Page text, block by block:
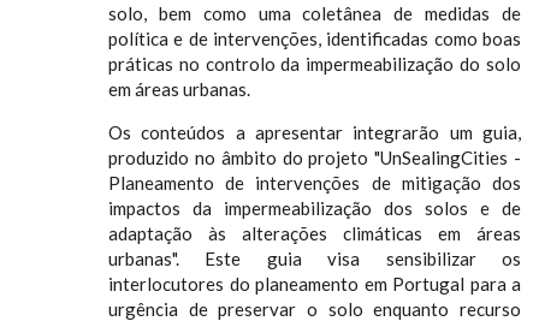
solo, bem como uma coletânea de medidas de
política e de intervenções, identificadas como boas
práticas no controlo da impermeabilização do solo
em áreas urbanas.
Os conteúdos a apresentar integrarão um guia,
produzido no âmbito do projeto "UnSealingCities -
Planeamento de intervenções de mitigação dos
impactos da impermeabilização dos solos e de
adaptação às alterações climáticas em áreas
urbanas". Este guia visa sensibilizar os
interlocutores do planeamento em Portugal para a
urgência de preservar o solo enquanto recurso